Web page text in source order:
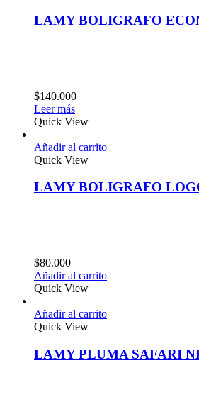
LAMY BOLIGRAFO
$140.000
Leer más
Quick View
Añadir al carrito
Quick View
LAMY BOLIGRAFO
$80.000
Añadir al carrito
Quick View
Añadir al carrito
Quick View
LAMY PLUMA SAFARI